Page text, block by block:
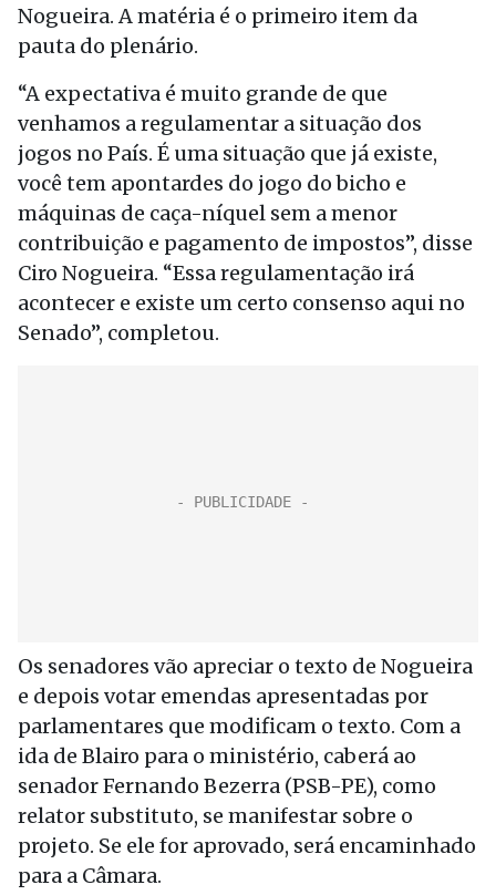
Nogueira. A matéria é o primeiro item da
pauta do plenário.
“A expectativa é muito grande de que
venhamos a regulamentar a situação dos
jogos no País. É uma situação que já existe,
você tem apontardes do jogo do bicho e
máquinas de caça-níquel sem a menor
contribuição e pagamento de impostos”, disse
Ciro Nogueira. “Essa regulamentação irá
acontecer e existe um certo consenso aqui no
Senado”, completou.
Os senadores vão apreciar o texto de Nogueira
e depois votar emendas apresentadas por
parlamentares que modificam o texto. Com a
ida de Blairo para o ministério, caberá ao
senador Fernando Bezerra (PSB-PE), como
relator substituto, se manifestar sobre o
projeto. Se ele for aprovado, será encaminhado
para a Câmara.